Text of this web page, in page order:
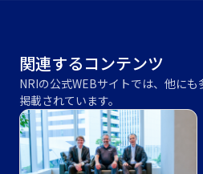
関連するコンテンツ
NRIの公式WEBサイトでは、他に
掲載されています。